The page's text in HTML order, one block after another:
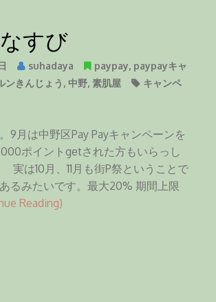
すび
suhadaya paypay, paypayキャ
ンきんじょう , 中野, 素肌屋
キャンペ
9月は中野区Pay Payキャンペーンを
ポイントgetされた方もいらっし
は10月、11月も街P祭ということで
るみたいです。最大20% 期間上限
Reading)